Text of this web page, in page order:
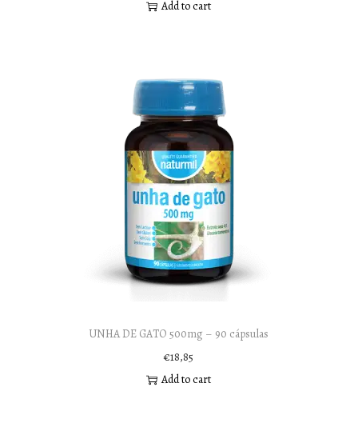
Add to cart
UNHA DE GATO 500mg – 90 cápsulas
€18,85
Add to cart